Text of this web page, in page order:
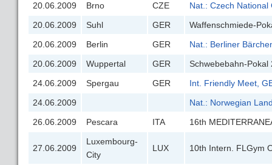
20.06.2009
Brno CZE
Nat.: Czech
20.06.2009
Suhl GER
Waffenschmiede-
20.06.2009
Berlin GER
Nat.: Berliner
20.06.2009
Wuppertal GER
Schwebebahn-Pokal
24.06.2009
Spergau GER
Int. Friendly Meet,
24.06.2009
Nat.: Norwegian
26.06.2009
Pescara ITA 16th
27.06.2009
Luxembourg-
City
LUX 10th Intern. FLGym